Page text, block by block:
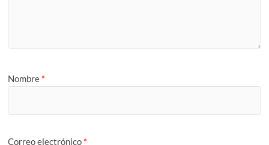
Nombre *
Correo electrónico *